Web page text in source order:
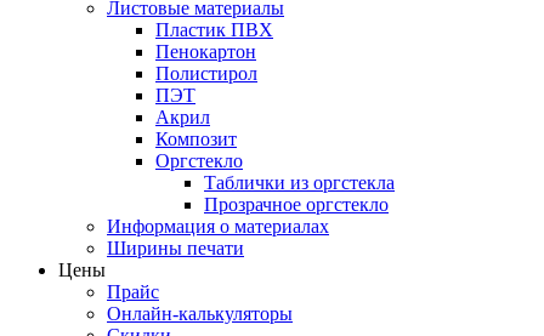
Листовые материалы
Пластик ПВХ
Пенокартон
Полистирол
ПЭТ
Акрил
Композит
Оргстекло
Таблички из оргстекла
Прозрачное оргстекло
Информация о материалах
Ширины печати
Цены
Прайс
Онлайн-калькуляторы